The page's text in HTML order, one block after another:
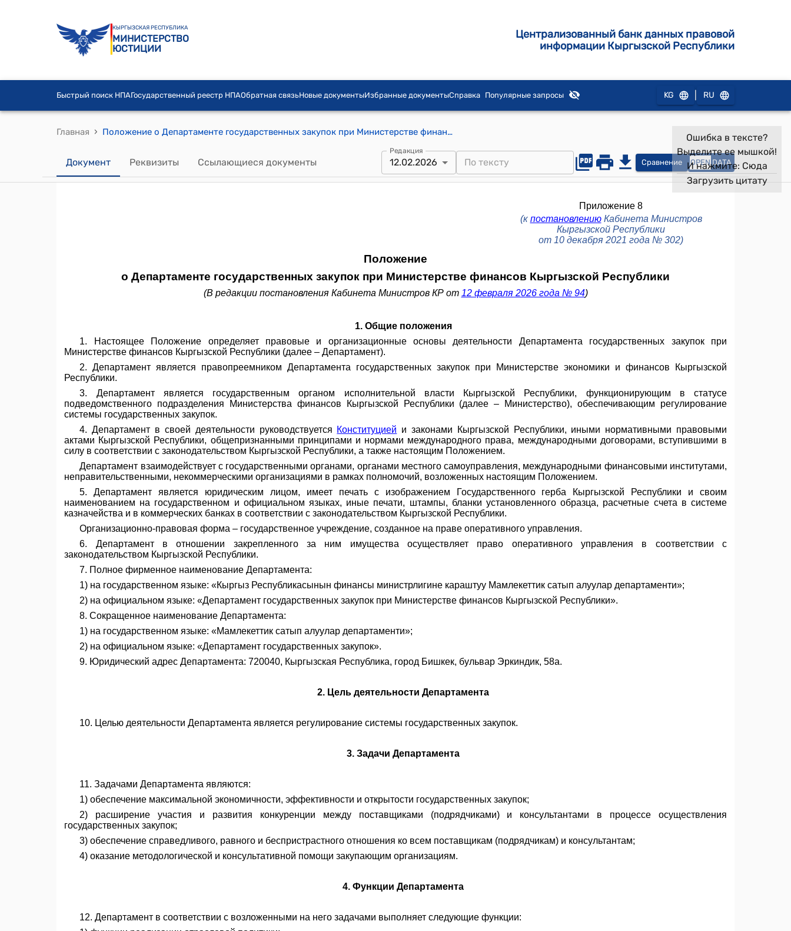
КЫРГЫЗСКАЯ РЕСПУБЛИКА
МИНИСТЕРСТВО
ЮСТИЦИИ
Централизованный банк данных правовой
информации Кыргызской Республики
Быстрый поиск НПАГосударственный реестр НПАОбратная связьНовые документыИзбранные документыСправка Популярные запросы KG RU
Главная › Положение о Департаменте государственных закупок при Министерстве финансов Кыргызской Республики (к постановлению Кабинета Министров Кыргызской Республики от 10 декабря 2021 года № 302) приложение 8
Документ Реквизиты Ссылающиеся документы
Редакция
12.02.2026 Сравнение OPEN DATA
Ошибка в тексте?
Выделите ее мышкой!
И нажмите: Сюда
Загрузить цитату